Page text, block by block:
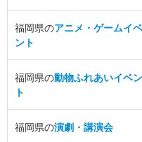
福岡県のアニメ・ゲームイベ
ント
福岡県の動物ふれあいイベン
ト
福岡県の演劇・講演会